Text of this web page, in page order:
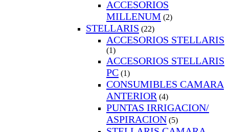
ACCESORIOS
MILLENUM (2)
STELLARIS (22)
ACCESORIOS STELLARIS
(1)
ACCESORIOS STELLARIS
PC (1)
CONSUMIBLES CAMARA
ANTERIOR (4)
PUNTAS IRRIGACION/
ASPIRACION (5)